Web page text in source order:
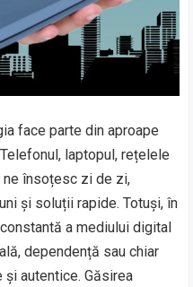
face parte din aproape
laptopul, rețelele
însoțesc zi de zi,
și soluții rapide. Totuși, în
a mediului digital
dependență sau chiar
autentice. Găsirea